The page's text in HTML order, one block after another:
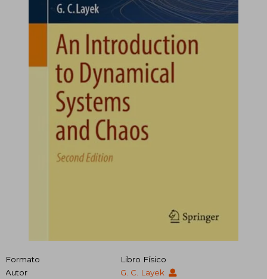
Formato
Libro Físico
Autor
G. C. Layek